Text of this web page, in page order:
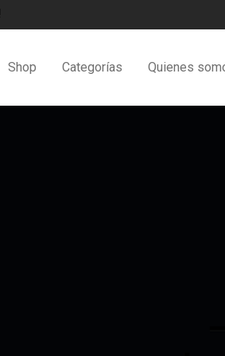
Shop Categorías Quienes